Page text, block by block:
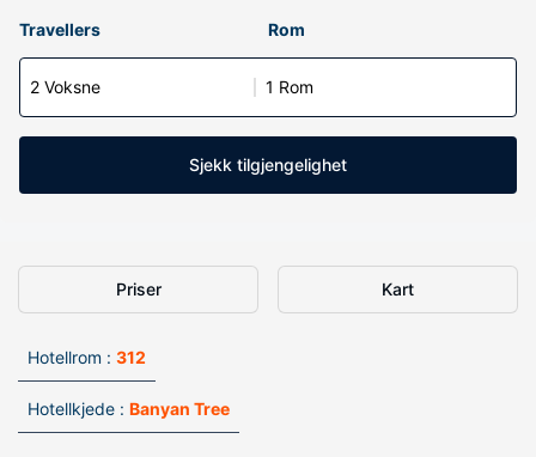
Travellers Rom
2 Voksne 1 Rom
Sjekk tilgjengelighet
Priser Kart
Hotellrom : 312
Hotellkjede : Banyan Tree